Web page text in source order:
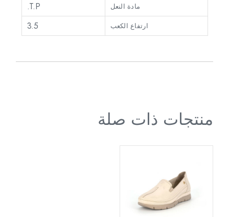
مادة النعل T.P.
ارتفاع الكعب 3.5
منتجات ذات صلة